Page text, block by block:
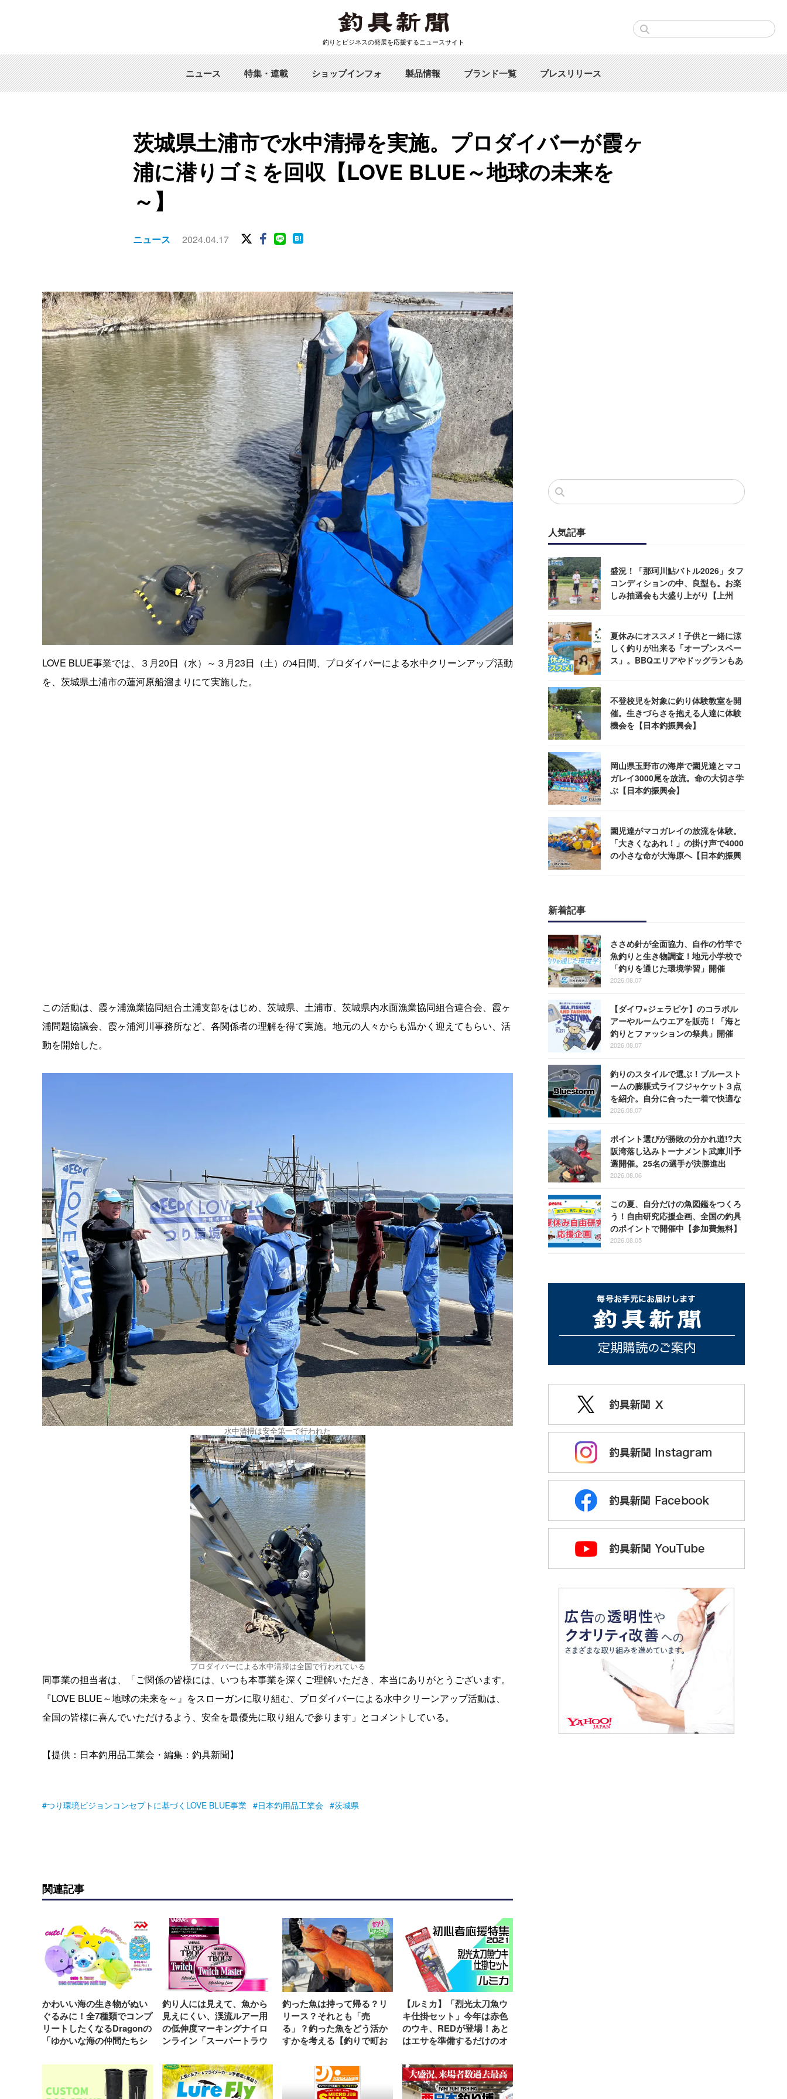
釣りとビジネスの発展を応援するニュースサイト
ニュース 特集・連載 ショップインフォ 製品情報 ブランド一覧 プレスリリース
茨城県土浦市で水中清掃を実施。プロダイバーが霞ヶ
浦に潜りゴミを回収【LOVE BLUE～地球の未来を
～】
ニュース 2024.04.17
LOVE BLUE事業では、３月20日（水）～３月23日（土）の4日間、プロダイバーによる水中クリーンアップ活動
を、茨城県土浦市の蓮河原船溜まりにて実施した。
この活動は、霞ヶ浦漁業協同組合土浦支部をはじめ、茨城県、土浦市、茨城県内水面漁業協同組合連合会、霞ヶ
浦問題協議会、霞ヶ浦河川事務所など、各関係者の理解を得て実施。地元の人々からも温かく迎えてもらい、活
動を開始した。
水中清掃は安全第一で行われた
プロダイバーによる水中清掃は全国で行われている
同事業の担当者は、「ご関係の皆様には、いつも本事業を深くご理解いただき、本当にありがとうございます。
『LOVE BLUE～地球の未来を～』をスローガンに取り組む、プロダイバーによる水中クリーンアップ活動は、
全国の皆様に喜んでいただけるよう、安全を最優先に取り組んで参ります」とコメントしている。
【提供：日本釣用品工業会・編集：釣具新聞】
つり環境ビジョンコンセプトに基づくLOVE BLUE事業 日本釣用品工業会 茨城県
関連記事
かわいい海の生き物がぬい
ぐるみに！全7種類でコンプ
リートしたくなるDragonの
「ゆかいな海の仲間たちシ
釣り人には見えて、魚から
見えにくい、渓流ルアー用
の低伸度マーキングナイロ
ンライン「スーパートラウ
スター マーキング［ナイロ
ン］」
釣った魚は持って帰る？リ
リース？それとも「売
る」？釣った魚をどう活か
すかを考える【釣りで町お
【ルミカ】「烈光太刀魚ウ
キ仕掛セット」今年は赤色
のウキ、REDが登場！あと
はエサを準備するだけのオ
人気記事
盛況！「那珂川鮎バトル2026」タフ
コンディションの中、良型も。お楽
しみ抽選会も大盛り上がり【上州
夏休みにオススメ！子供と一緒に涼
しく釣りが出来る「オープンスペー
ス」。BBQエリアやドッグランもあ
不登校児を対象に釣り体験教室を開
催。生きづらさを抱える人達に体験
機会を【日本釣振興会】
岡山県玉野市の海岸で園児達とマコ
ガレイ3000尾を放流。命の大切さ学
ぶ【日本釣振興会】
園児達がマコガレイの放流を体験。
「大きくなあれ！」の掛け声で4000
の小さな命が大海原へ【日本釣振興
新着記事
ささめ針が全面協力、自作の竹竿で
魚釣りと生き物調査！地元小学校で
「釣りを通じた環境学習」開催
2026.08.07
【ダイワ×ジェラピケ】のコラボル
アーやルームウエアを販売！「海と
釣りとファッションの祭典」開催
2026.08.07
釣りのスタイルで選ぶ！ブルースト
ームの膨脹式ライフジャケット３点
を紹介。自分に合った一着で快適な
釣りを
2026.08.07
ポイント選びが勝敗の分かれ道!?大
阪湾落し込みトーナメント武庫川予
選開催。25名の選手が決勝進出
2026.08.06
この夏、自分だけの魚図鑑をつくろ
う！自由研究応援企画、全国の釣具
のポイントで開催中【参加費無料】
2026.08.05